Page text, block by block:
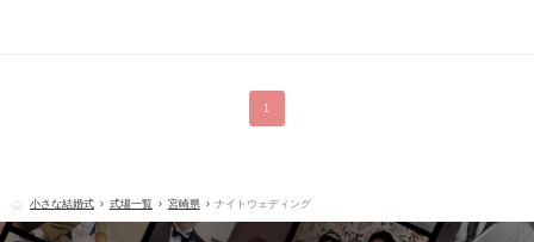
1
小さな結婚式 式場一覧 宮崎県 ナイトウェディング